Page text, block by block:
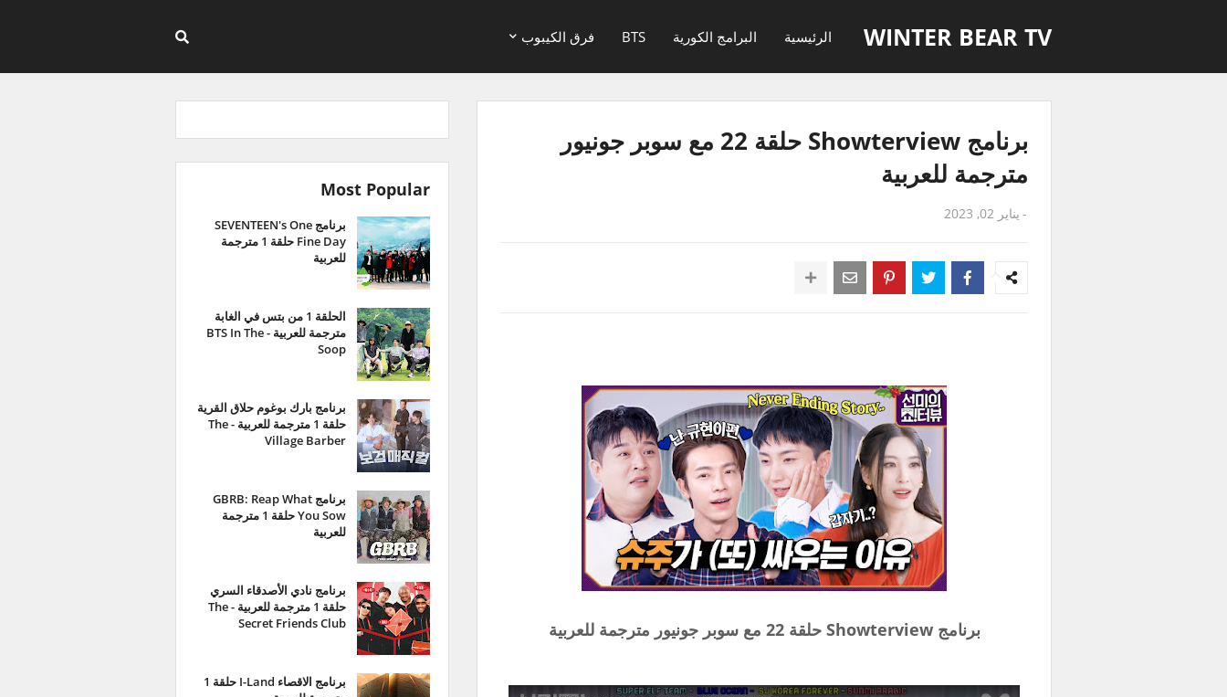
WINTER BEAR TV الرئيسية البرامج الكورية BTS فرق الكيبوب
برنامج Showterview حلقة 22 مع سوبر جونيور
مترجمة للعربية
- يناير 02, 2023
برنامج Showterview حلقة 22 مع سوبر جونيور مترجمة للعربية
Most Popular
برنامج SEVENTEEN's One
Fine Day حلقة 1 مترجمة
للعربية
الحلقة 1 من بتس في الغابة
مترجمة للعربية - BTS In The
Soop
برنامج بارك بوغوم حلاق القرية
حلقة 1 مترجمة للعربية - The
Village Barber
برنامج GBRB: Reap What
You Sow حلقة 1 مترجمة
للعربية
برنامج نادي الأصدقاء السري
حلقة 1 مترجمة للعربية - The
Secret Friends Club
برنامج الاقصاء I-Land حلقة 1